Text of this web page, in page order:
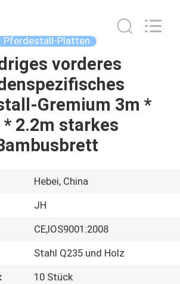
Pferdestall-Platten
vorderes
Gremium 3m *
* 2.2m starkes
Hebei, China
JH
CE,IOS9001:2008
Stahl Q235 und Holz
10 Stück